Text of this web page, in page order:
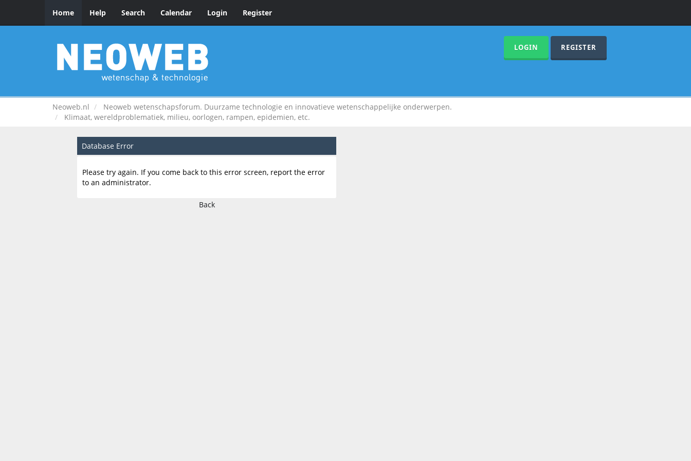
Home Help Search Calendar Login Register
LOGIN REGISTER
Neoweb.nl
Neoweb wetenschapsforum. Duurzame technologie en innovatieve wetenschappelijke onderwerpen.
Klimaat, wereldproblematiek, milieu, oorlogen, rampen, epidemien, etc.
Database Error
Please try again. If you come back to this error screen, report the error
to an administrator.
Back